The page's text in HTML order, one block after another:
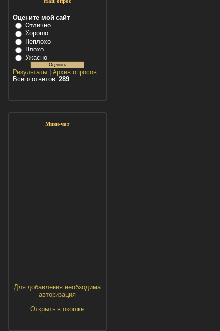
Наш опрос
Оцените мой сайт
Отлично
Хорошо
Неплохо
Плохо
Ужасно
Результаты| Архив опросов
Всего ответов: 289
Мини-чат
Для добавления необходима
авторизация
Открыть в окошке